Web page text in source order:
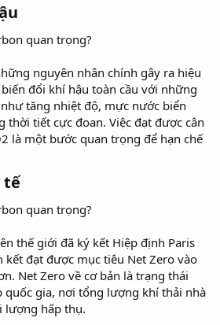
nguyên nhân chính gây ra hiệu
đổi khí hậu toàn cầu với những
tăng nhiệt độ, mực nước biển
thời tiết cực đoan. Việc đạt được cân
là một bước quan trọng để hạn chế
tế
thế giới đã ký kết Hiệp định Paris
kết đạt được mục tiêu Net Zero vào
Net Zero về cơ bản là trạng thái
quốc gia, nơi tổng lượng khí thải nhà
lượng hấp thụ.